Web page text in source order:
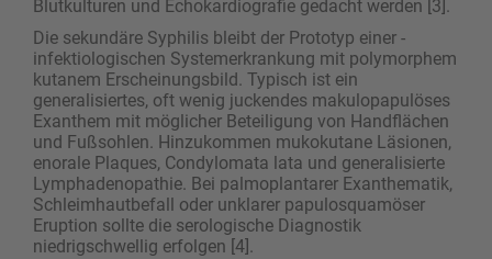
Blutkulturen und Echokardiografie gedacht werden [3].
Die sekundäre Syphilis bleibt der Prototyp einer ­
infektiologischen Systemerkrankung mit polymorphem
kutanem Erscheinungsbild. Typisch ist ein
generalisiertes, oft wenig juckendes makulopapulöses
Exanthem mit möglicher Beteiligung von Handflächen
und Fußsohlen. Hinzukommen mukokutane Läsionen,
enorale Plaques, Condylomata lata und generalisierte
Lymphadenopathie. Bei palmoplantarer Exanthematik,
Schleimhautbefall oder unklarer papulosquamöser
Eruption sollte die serologische Diagnostik
niedrigschwellig erfolgen [4].